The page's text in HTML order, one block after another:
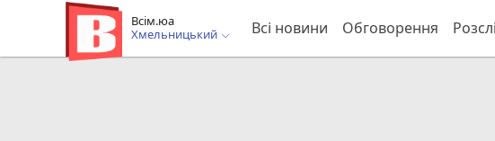
Всім.юа
Хмельницький
Всі новини Обговорення